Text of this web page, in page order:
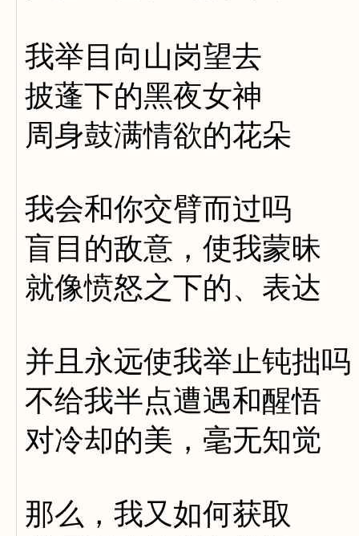
我举目向山岗望去
披蓬下的黑夜女神
周身鼓满情欲的花朵
我会和你交臂而过吗
盲目的敌意，使我蒙昧
就像愤怒之下的、表达
并且永远使我举止钝拙吗
不给我半点遭遇和醒悟
对冷却的美，毫无知觉
那么，我又如何获取